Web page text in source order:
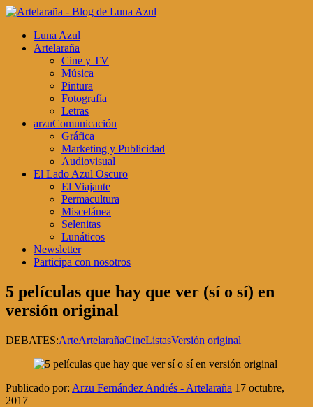
Luna Azul
Artelaraña
Cine y TV
Música
Pintura
Fotografía
Letras
arzuComunicación
Gráfica
Marketing y Publicidad
Audiovisual
El Lado Azul Oscuro
El Viajante
Permacultura
Miscelánea
Selenitas
Lunáticos
Newsletter
Participa con nosotros
5 películas que hay que ver (sí o sí) en
versión original
DEBATES:ArteArtelarañaCineListasVersión original
Publicado por: Arzu Fernández Andrés - Artelaraña 17 octubre,
2017